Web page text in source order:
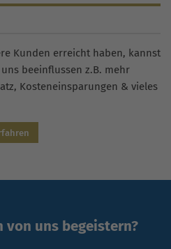
Kunden erreicht haben, kannst
beeinflussen z.B. mehr
Kosteneinsparungen & vieles
von uns begeistern?